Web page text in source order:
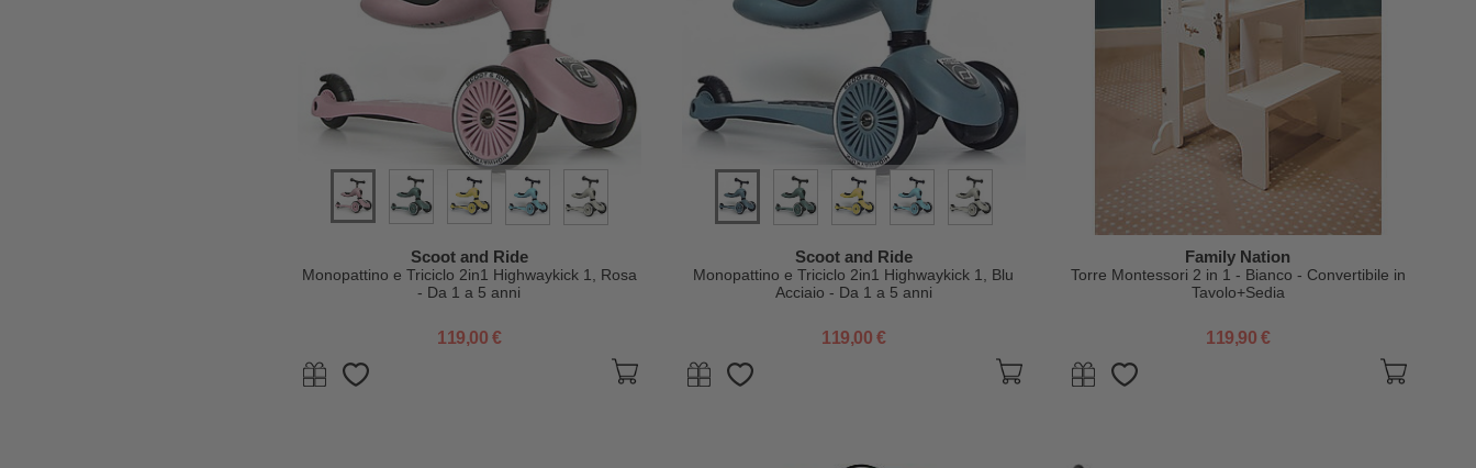
Scoot and Ride
Monopattino e Triciclo 2in1 Highwaykick 1, Rosa
- Da 1 a 5 anni
119,00 €
Scoot and Ride
Monopattino e Triciclo 2in1 Highwaykick 1, Blu
Acciaio - Da 1 a 5 anni
119,00 €
Family Nation
Torre Montessori 2 in 1 - Bianco - Convertibile in
Tavolo+Sedia
119,90 €